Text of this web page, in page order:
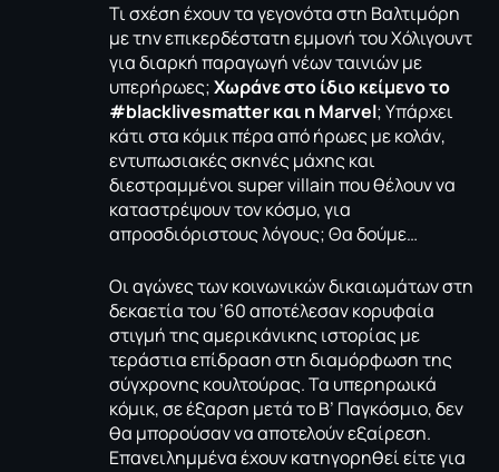
Τι σχέση έχουν τα γεγονότα στη Βαλτιμόρη
με την επικερδέστατη εμμονή του Χόλιγουντ
για διαρκή παραγωγή νέων ταινιών με
υπερήρωες;Χωράνε στο ίδιο κείμενο το
#blacklivesmatter και η Marvel; Υπάρχει
κάτι στα κόμικ πέρα από ήρωες με κολάν,
εντυπωσιακές σκηνές μάχης και
διεστραμμένοι super villain που θέλουν να
καταστρέψουν τον κόσμο, για
απροσδιόριστους λόγους; Θα δούμε…
Οι αγώνες των κοινωνικών δικαιωμάτων στη
δεκαετία του ’60 αποτέλεσαν κορυφαία
στιγμή της αμερικάνικης ιστορίας με
τεράστια επίδραση στη διαμόρφωση της
σύγχρονης κουλτούρας. Τα υπερηρωικά
κόμικ, σε έξαρση μετά το Β’ Παγκόσμιο, δεν
θα μπορούσαν να αποτελούν εξαίρεση.
Επανειλημμένα έχουν κατηγορηθεί είτε για